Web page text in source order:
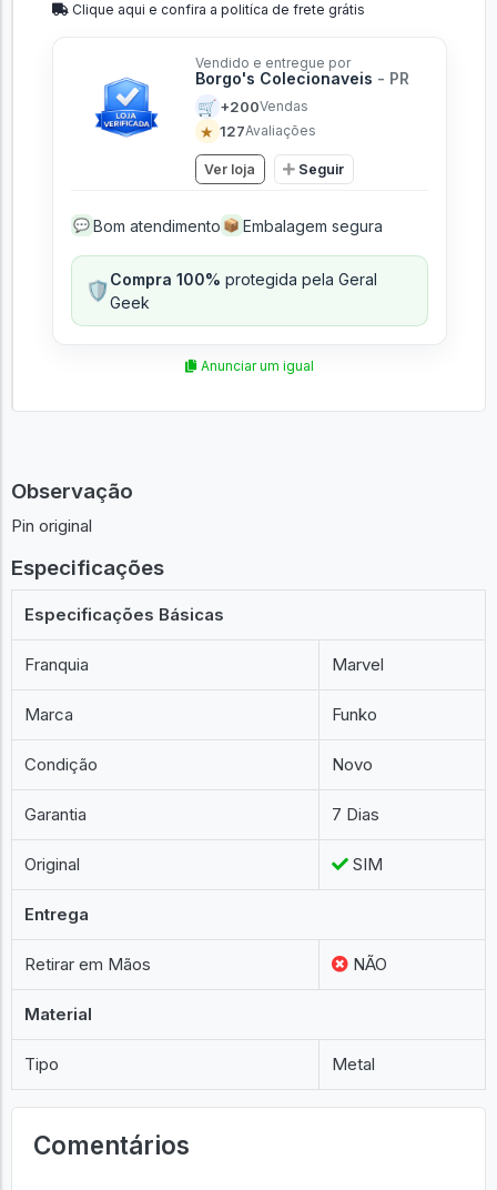
Clique aqui e confira a politíca de frete grátis
Vendido e entregue por
Borgo's Colecionaveis - PR
🛒 +200Vendas
★ 127Avaliações
Ver loja Seguir
💬 Bom atendimento 📦 Embalagem segura
🛡️Compra 100% protegida pela Geral
Geek
Anunciar um igual
Observação
Pin original
Especificações
Especificações Básicas
Franquia Marvel
Marca Funko
Condição Novo
Garantia 7 Dias
Original SIM
Entrega
Retirar em Mãos NÃO
Material
Tipo Metal
Comentários